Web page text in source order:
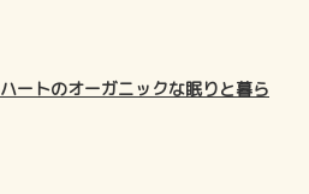
ートのオーガニックな眠りと暮ら